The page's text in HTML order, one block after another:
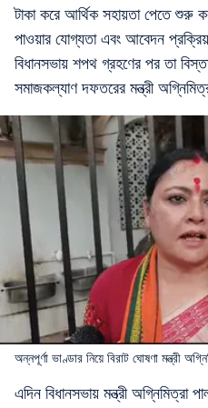
টাকা করে আর্থিক সহায়তা পেতে শুরু
পাওয়ার যোগ্যতা এবং আবেদন
বিধানসভায় শপথ গ্রহণের পর তা
সমাজকল্যাণ দফতরের মন্ত্রী
অন্নপূর্ণা ভাণ্ডার নিয়ে বিরাট ঘোষণা মন্ত্রী
এদিন বিধানসভায় মন্ত্রী অগ্নিমিত্রা